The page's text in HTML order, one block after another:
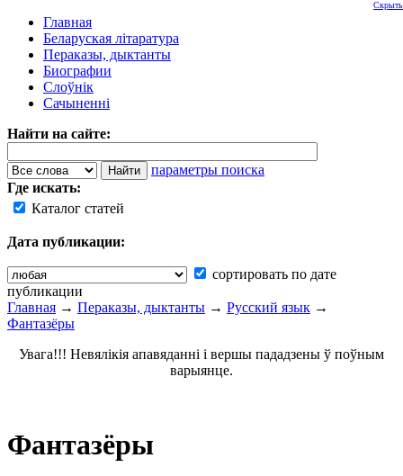
Главная
Беларуская літаратура
Пераказы, дыктанты
Биографии
Слоўнік
Сачыненні
Найти на сайте:
параметры поиска
Где искать:
Каталог статей
Дата публикации:
сортировать по дате
публикации
Скрыть
Главная → Пераказы, дыктанты → Русский язык →
Фантазёры
Увага!!! Невялікія апавяданні і вершы пададзены ў поўным
варыянце.
Фантазёры